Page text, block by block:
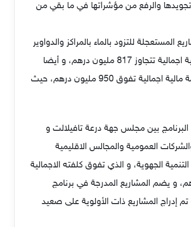
متمنين أن يتم تجويدها والرفع من مؤشراتها في ما بقي من
للتزود بالماء بالمراكز والدواوير
بالجهة، وساهم في البرنامج الوطني للتزود بالماء بقيمة مالية اجمالية تتجاوز 817 مليون درهم، و أيضا
برمجنا إنجاز عدد من السدود الصغيرة والبحيرات التلية، بقيمة مالية اجمالية تفوق 950 مليون درهم، حيث
بين مجلس جهة درعة تافيلالت و
العمومية والمجالس الاقليمية
الجهوية، و الذي تفوق كلفته الاجمالية
فيه المجلس بأزيد من 4 ملايير درهم، و يضم المشاريع المدرجة في برنامج
إدراج المشاريع ذات الأولوية على صعيد